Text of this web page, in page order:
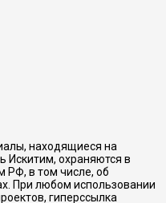
находящиеся на
Искитим, охраняются в
РФ, в том числе, об
При любом использовании
гиперссылка